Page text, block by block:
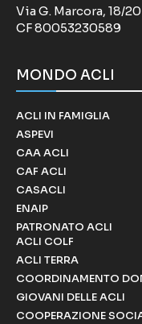
Via G. Marcora, 18/
CF 80053230589
MONDO ACLI
ACLI IN FAMIGLIA
ASPEVI
CAA ACLI
CAF ACLI
CASACLI
ENAIP
PATRONATO ACLI
ACLI COLF
ACLI TERRA
COORDINAMENTO
GIOVANI DELLE ACLI
COOPERAZIONE